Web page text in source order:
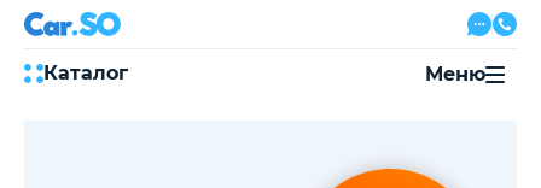
Каталог Меню